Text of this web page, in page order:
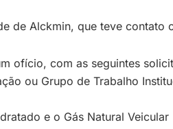
de Alckmin, que teve contato
ofício, com as seguintes
ou Grupo de Trabalho
e o Gás Natural Veicular